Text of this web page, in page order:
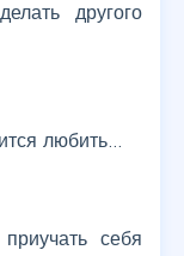
другого
любить…
себя